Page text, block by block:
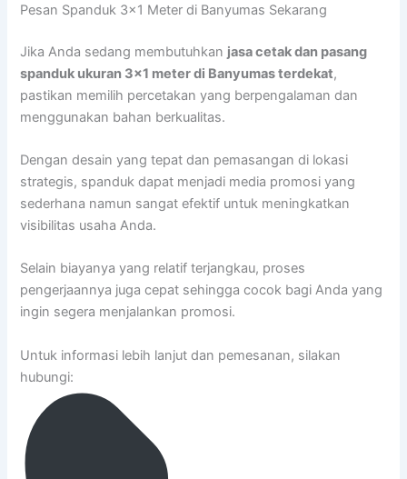
Pesan Spanduk 3×1 Meter di Banyumas Sekarang
Jika Anda sedang membutuhkan jasa cetak dan pasang
spanduk ukuran 3×1 meter di Banyumas terdekat,
pastikan memilih percetakan yang berpengalaman dan
menggunakan bahan berkualitas.
Dengan desain yang tepat dan pemasangan di lokasi
strategis, spanduk dapat menjadi media promosi yang
sederhana namun sangat efektif untuk meningkatkan
visibilitas usaha Anda.
Selain biayanya yang relatif terjangkau, proses
pengerjaannya juga cepat sehingga cocok bagi Anda yang
ingin segera menjalankan promosi.
Untuk informasi lebih lanjut dan pemesanan, silakan
hubungi: